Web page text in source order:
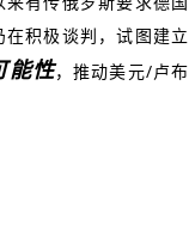
积极谈判，试图建立
能性，推动美元/卢布